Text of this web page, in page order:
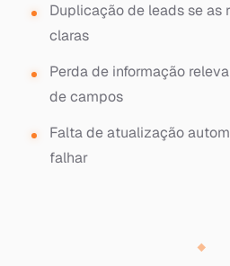
Duplicação de leads se as
claras
Perda de informação
de campos
Falta de atualização
falhar